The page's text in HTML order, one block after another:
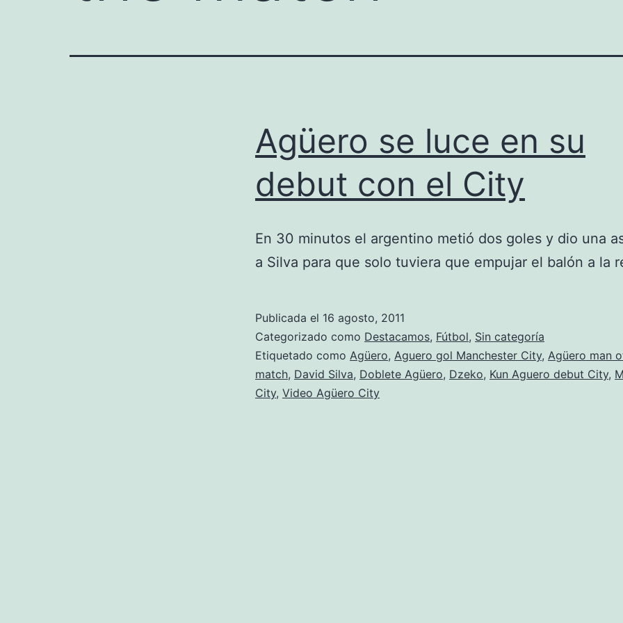
Agüero se luce en su
debut con el City
En 30 minutos el argentino metió dos goles y dio una
a Silva para que solo tuviera que empujar el balón a la
Publicada el 16 agosto, 2011
Categorizado como Destacamos, Fútbol, Sin categoría
Etiquetado como Agüero, Aguero gol Manchester City, Agüero man
match, David Silva, Doblete Agüero, Dzeko, Kun Aguero debut City,
City, Video Agüero City